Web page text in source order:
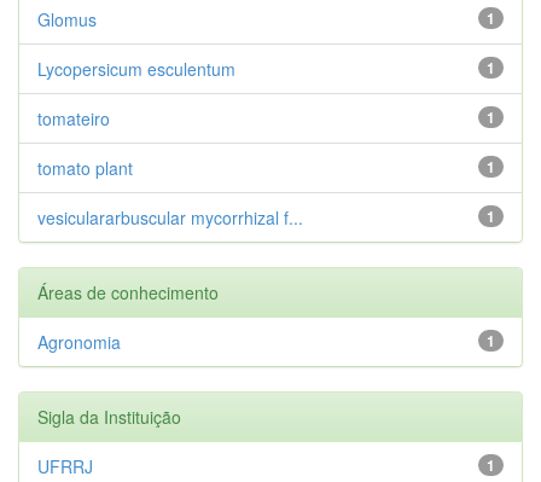
1
Glomus
1
Lycopersicum esculentum
1
tomateiro
1
tomato plant
1
vesiculararbuscular mycorrhizal f...
Áreas de conhecimento
1
Agronomia
Sigla da Instituição
1
UFRRJ